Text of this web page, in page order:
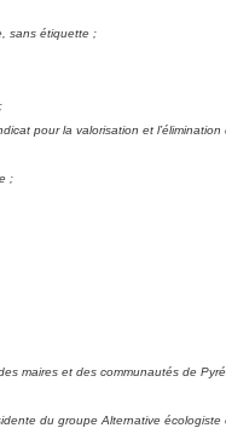
sans étiquette ;
pour la valorisation et
;
maires et des communautés de
du groupe Alternative